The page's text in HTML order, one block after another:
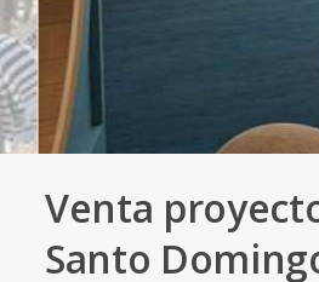
Venta
Santo